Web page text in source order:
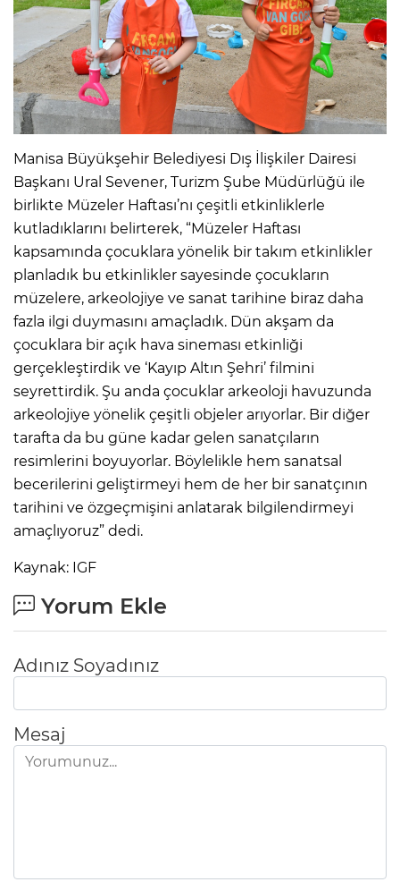
Manisa Büyükşehir Belediyesi Dış İlişkiler Dairesi
Başkanı Ural Sevener, Turizm Şube Müdürlüğü ile
birlikte Müzeler Haftası’nı çeşitli etkinliklerle
kutladıklarını belirterek, “Müzeler Haftası
kapsamında çocuklara yönelik bir takım etkinlikler
planladık bu etkinlikler sayesinde çocukların
müzelere, arkeolojiye ve sanat tarihine biraz daha
fazla ilgi duymasını amaçladık. Dün akşam da
çocuklara bir açık hava sineması etkinliği
gerçekleştirdik ve ‘Kayıp Altın Şehri’ filmini
seyrettirdik. Şu anda çocuklar arkeoloji havuzunda
arkeolojiye yönelik çeşitli objeler arıyorlar. Bir diğer
tarafta da bu güne kadar gelen sanatçıların
resimlerini boyuyorlar. Böylelikle hem sanatsal
becerilerini geliştirmeyi hem de her bir sanatçının
tarihini ve özgeçmişini anlatarak bilgilendirmeyi
amaçlıyoruz” dedi.
Kaynak: IGF
Yorum Ekle
Adınız Soyadınız
Mesaj